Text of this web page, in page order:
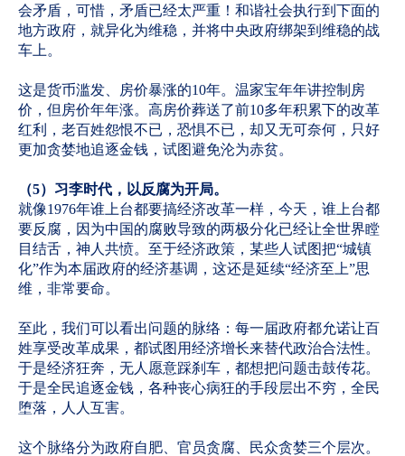
会矛盾，可惜，矛盾已经太严重！和谐社会执行到下面的
地方政府，就异化为维稳，并将中央政府绑架到维稳的战
车上。
这是货币滥发、房价暴涨的10年。温家宝年年讲控制房
价，但房价年年涨。高房价葬送了前10多年积累下的改革
红利，老百姓怨恨不已，恐惧不已，却又无可奈何，只好
更加贪婪地追逐金钱，试图避免沦为赤贫。
（5）习李时代，以反腐为开局。
就像1976年谁上台都要搞经济改革一样，今天，谁上台都
要反腐，因为中国的腐败导致的两极分化已经让全世界瞠
目结舌，神人共愤。至于经济政策，某些人试图把“城镇
化”作为本届政府的经济基调，这还是延续“经济至上”思
维，非常要命。
至此，我们可以看出问题的脉络：每一届政府都允诺让百
姓享受改革成果，都试图用经济增长来替代政治合法性。
于是经济狂奔，无人愿意踩刹车，都想把问题击鼓传花。
于是全民追逐金钱，各种丧心病狂的手段层出不穷，全民
堕落，人人互害。
这个脉络分为政府自肥、官员贪腐、民众贪婪三个层次。